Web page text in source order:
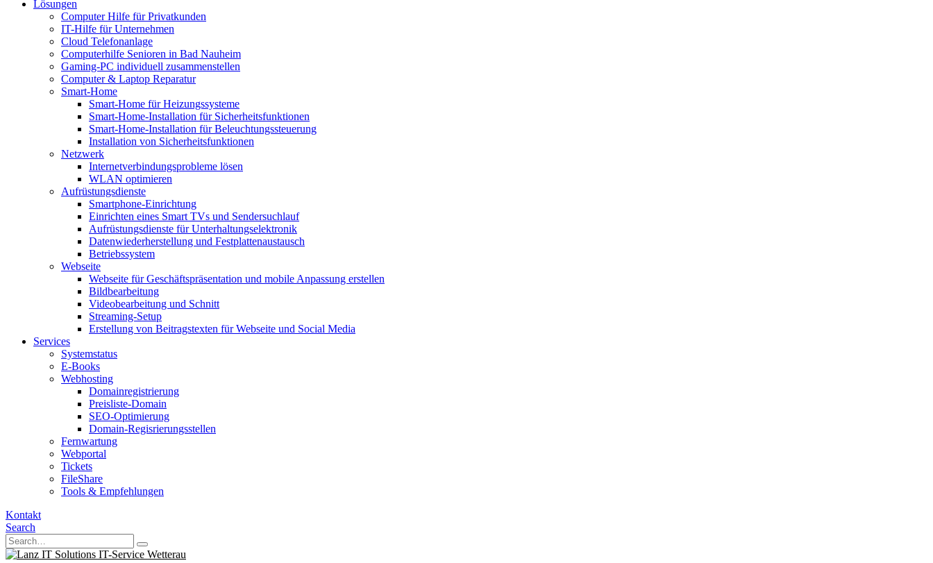
Lösungen
Computer Hilfe für Privatkunden
IT-Hilfe für Unternehmen
Cloud Telefonanlage
Computerhilfe Senioren in Bad Nauheim
Gaming-PC individuell zusammenstellen
Computer & Laptop Reparatur
Smart-Home
Smart-Home für Heizungssysteme
Smart-Home-Installation für Sicherheitsfunktionen
Smart-Home-Installation für Beleuchtungssteuerung
Installation von Sicherheitsfunktionen
Netzwerk
Internetverbindungsprobleme lösen
WLAN optimieren
Aufrüstungsdienste
Smartphone-Einrichtung
Einrichten eines Smart TVs und Sendersuchlauf
Aufrüstungsdienste für Unterhaltungselektronik
Datenwiederherstellung und Festplattenaustausch
Betriebssystem
Webseite
Webseite für Geschäftspräsentation und mobile Anpassung erstellen
Bildbearbeitung
Videobearbeitung und Schnitt
Streaming-Setup
Erstellung von Beitragstexten für Webseite und Social Media
Services
Systemstatus
E-Books
Webhosting
Domainregistrierung
Preisliste-Domain
SEO-Optimierung
Domain-Regisrierungsstellen
Fernwartung
Webportal
Tickets
FileShare
Tools & Empfehlungen
Kontakt
Search